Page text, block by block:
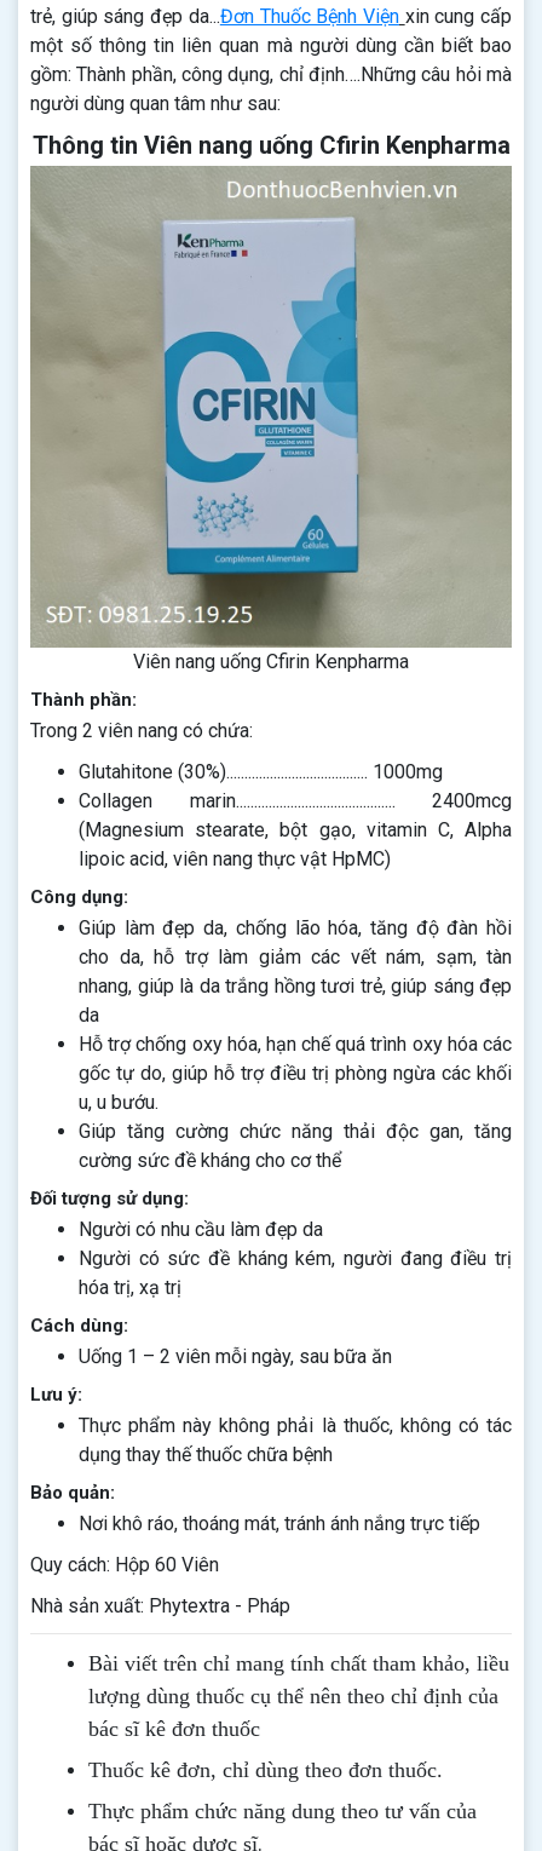
trẻ, giúp sáng đẹp da...Đơn Thuốc Bệnh Viện xin cung cấp
một số thông tin liên quan mà người dùng cần biết bao
gồm: Thành phần, công dụng, chỉ định….Những câu hỏi mà
người dùng quan tâm như sau:
Thông tin Viên nang uống Cfirin Kenpharma
Viên nang uống Cfirin Kenpharma
Thành phần:
Trong 2 viên nang có chứa:
Glutahitone (30%)....................................... 1000mg
Collagen marin............................................ 2400mcg
(Magnesium stearate, bột gạo, vitamin C, Alpha
lipoic acid, viên nang thực vật HpMC)
Công dụng:
Giúp làm đẹp da, chống lão hóa, tăng độ đàn hồi
cho da, hỗ trợ làm giảm các vết nám, sạm, tàn
nhang, giúp là da trắng hồng tươi trẻ, giúp sáng đẹp
da
Hỗ trợ chống oxy hóa, hạn chế quá trình oxy hóa các
gốc tự do, giúp hỗ trợ điều trị phòng ngừa các khối
u, u bướu.
Giúp tăng cường chức năng thải độc gan, tăng
cường sức đề kháng cho cơ thể
Đối tượng sử dụng:
Người có nhu cầu làm đẹp da
Người có sức đề kháng kém, người đang điều trị
hóa trị, xạ trị
Cách dùng:
Uống 1 – 2 viên mỗi ngày, sau bữa ăn
Lưu ý:
Thực phẩm này không phải là thuốc, không có tác
dụng thay thế thuốc chữa bệnh
Bảo quản:
Nơi khô ráo, thoáng mát, tránh ánh nắng trực tiếp
Quy cách: Hộp 60 Viên
Nhà sản xuất: Phytextra - Pháp
Bài viết trên chỉ mang tính chất tham khảo, liều
lượng dùng thuốc cụ thể nên theo chỉ định của
bác sĩ kê đơn thuốc
Thuốc kê đơn, chỉ dùng theo đơn thuốc.
Thực phẩm chức năng dung theo tư vấn của
bác sĩ hoặc dược sĩ.